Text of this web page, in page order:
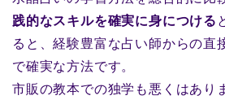
践的なスキルを確実に身につける
ると、経験豊富な占い師からの直
で確実な方法です。
市販の教本での独学も悪くはあり